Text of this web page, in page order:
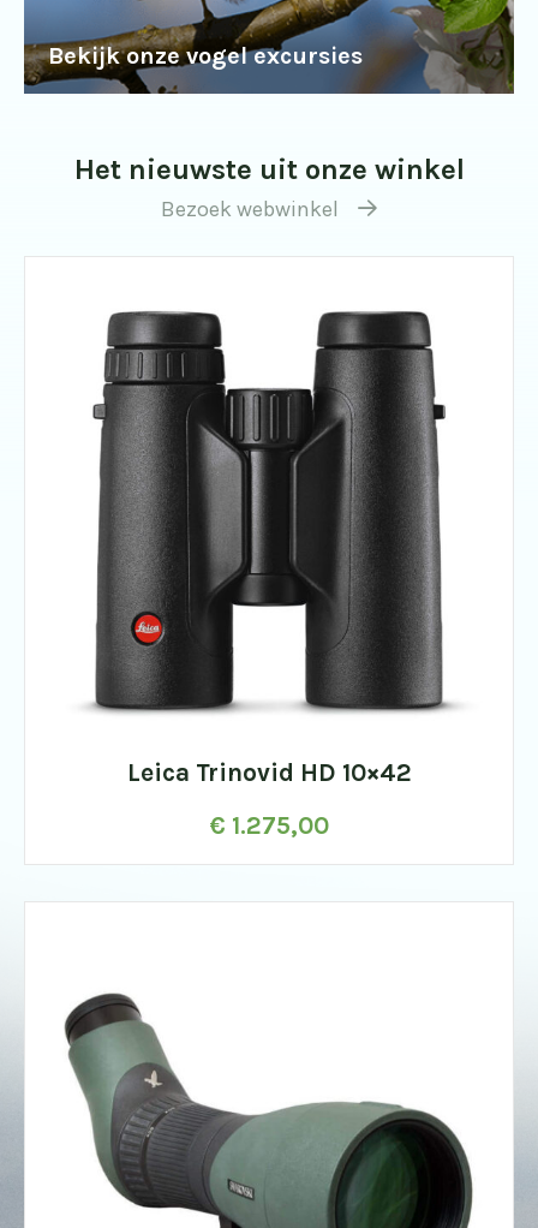
Bekijk onze vogel excursies
Het nieuwste uit onze winkel
Bezoek webwinkel
Leica Trinovid HD 10×42
€ 1.275,00